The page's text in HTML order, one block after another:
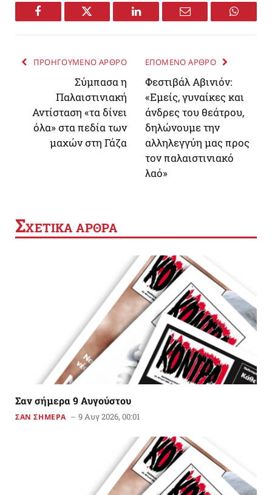
Facebook Twitter LinkedIn Email
ΠΡΟΗΓΟΥΜΕΝΟ ΑΡΘΡΟ
Σύμπασα η
Παλαιστινιακή
Αντίσταση «τα δίνει
όλα» στα πεδία των
μαχών στη Γάζα
ΕΠΟΜΕΝΟ ΑΡΘΡΟ
Φεστιβάλ Αβινιόν:
«Εμείς, γυναίκες και
άνδρες του θεάτρου,
δηλώνουμε την
αλληλεγγύη μας προς
τον παλαιστινιακό
λαό»
ΣΧΕΤΙΚΑ ΑΡΘΡΑ
Σαν σήμερα 9 Αυγούστου
ΣΑΝ ΣΗΜΕΡΑ 9 Αυγ 2026, 00:01